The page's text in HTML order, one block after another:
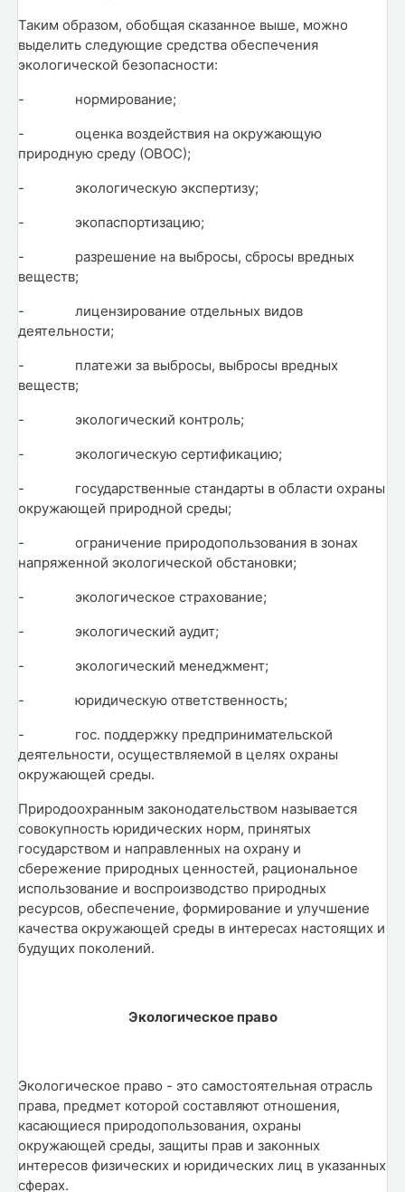
Таким образом, обобщая сказанное выше, можно
выделить следующие средства обеспечения
экологической безопасности:
- нормирование;
- оценка воздействия на окружающую
природную среду (ОВОС);
- экологическую экспертизу;
- экопаспортизацию;
- разрешение на выбросы, сбросы вредных
веществ;
- лицензирование отдельных видов
деятельности;
- платежи за выбросы, выбросы вредных
веществ;
- экологический контроль;
- экологическую сертификацию;
- государственные стандарты в области охраны
окружающей природной среды;
- ограничение природопользования в зонах
напряженной экологической обстановки;
- экологическое страхование;
- экологический аудит;
- экологический менеджмент;
- юридическую ответственность;
- гос. поддержку предпринимательской
деятельности, осуществляемой в целях охраны
окружающей среды.
Природоохранным законодательством называется
совокупность юридических норм, принятых
государством и направленных на охрану и
сбережение природных ценностей, рациональное
использование и воспроизводство природных
ресурсов, обеспечение, формирование и улучшение
качества окружающей среды в интересах настоящих и
будущих поколений.
Экологическое право
Экологическое право - это самостоятельная отрасль
права, предмет которой составляют отношения,
касающиеся природопользования, охраны
окружающей среды, защиты прав и законных
интересов физических и юридических лиц в указанных
сферах.